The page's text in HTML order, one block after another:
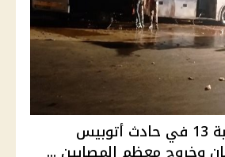
وفاة طفل وإصابة 13 في حادث أتوبيس